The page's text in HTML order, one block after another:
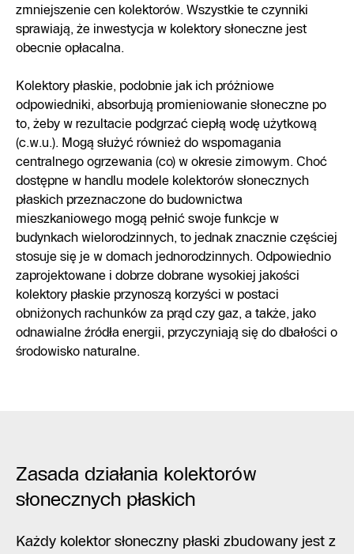
zmniejszenie cen kolektorów. Wszystkie te czynniki
sprawiają, że inwestycja w kolektory słoneczne jest
obecnie opłacalna.
Kolektory płaskie, podobnie jak ich próżniowe
odpowiedniki, absorbują promieniowanie słoneczne po
to, żeby w rezultacie podgrzać ciepłą wodę użytkową
(c.w.u.). Mogą służyć również do wspomagania
centralnego ogrzewania (co) w okresie zimowym. Choć
dostępne w handlu modele kolektorów słonecznych
płaskich przeznaczone do budownictwa
mieszkaniowego mogą pełnić swoje funkcje w
budynkach wielorodzinnych, to jednak znacznie częściej
stosuje się je w domach jednorodzinnych. Odpowiednio
zaprojektowane i dobrze dobrane wysokiej jakości
kolektory płaskie przynoszą korzyści w postaci
obniżonych rachunków za prąd czy gaz, a także, jako
odnawialne źródła energii, przyczyniają się do dbałości o
środowisko naturalne.
Zasada działania kolektorów
słonecznych płaskich
Każdy kolektor słoneczny płaski zbudowany jest z